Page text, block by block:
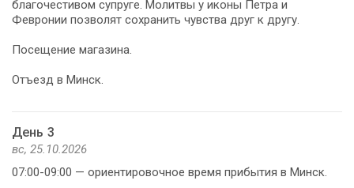
благочестивом супруге. Молитвы у иконы Петра и
Февронии позволят сохранить чувства друг к другу.
Посещение магазина.
Отъезд в Минск.
День 3
вс, 25.10.2026
07:00-09:00 — ориентировочное время прибытия в Минск.